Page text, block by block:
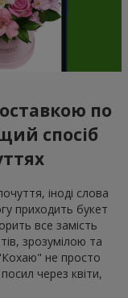
по
спосіб
іноді слова
приходить букет
все замість
зрозумілою та
не просто
через квіти,